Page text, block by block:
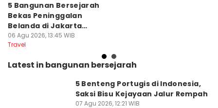
5 Bangunan Bersejarah
Bekas Peninggalan
Belanda di Jakarta
yang Ikonik
06 Agu 2026, 13:45 WIB
Travel
Latest in bangunan bersejarah
5 Benteng Portugis di Indonesia,
Saksi Bisu Kejayaan Jalur Rempah
07 Agu 2026, 12:21 WIB